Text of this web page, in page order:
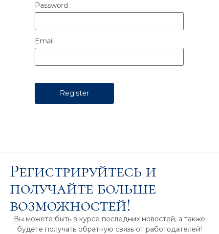
Password
Email
Регистрируйтесь и
получайте больше
возможностей!
Вы можете быть в курсе последних новостей, а также
будете получать обратную связь от работодателей!